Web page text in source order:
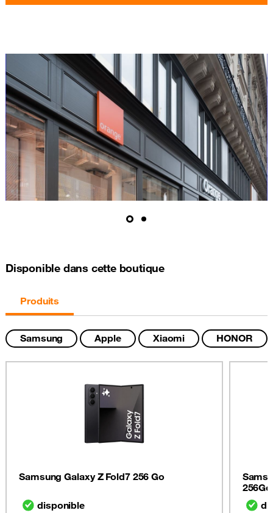
Disponible dans cette boutique
Produits
Samsung Apple Xiaomi HONOR
Samsung Galaxy Z Fold7 256 Go
disponible
256Go